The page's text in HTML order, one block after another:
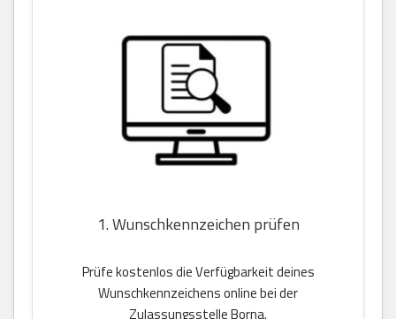
1. Wunschkennzeichen prüfen
Prüfe kostenlos die Verfügbarkeit deines
Wunschkennzeichens online bei der
Zulassungsstelle Borna.